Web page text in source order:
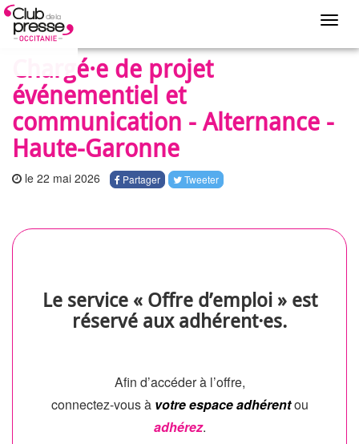
Chargé·e de projet
événementiel et
communication - Alternance -
Haute-Garonne
le 22 mai 2026 Partager Tweeter
Le service « Offre d’emploi » est
réservé aux adhérent·es.
Afin d’accéder à l’offre,
connectez-vous à votre espace adhérentou
adhérez.